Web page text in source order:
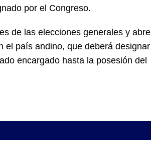
por el Congreso.
de las elecciones generales y abre
el país andino, que deberá designar
encargado hasta la posesión del